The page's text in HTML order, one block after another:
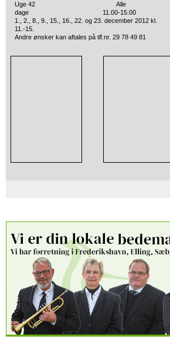
Uge 42 Alle
dage 11.00-15.00
1., 2., 8., 9., 15., 16., 22. og 23. december 2012 kl.
11.-15.
Andre ønsker kan aftales på tlf.nr. 29 78 49 81